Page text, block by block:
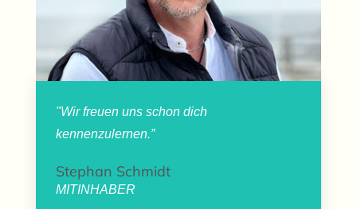
"Wir freuen uns schon dich
kennenzulernen.”
Stephan Schmidt
MITINHABER